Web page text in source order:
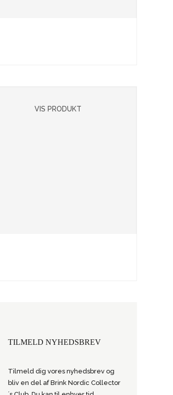
VIS PRODUKT
TILMELD NYHEDSBREV
Tilmeld dig vores nyhedsbrev og
bliv en del af Brink Nordic Collector